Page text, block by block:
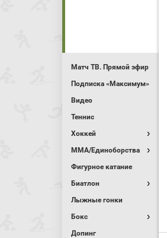
Матч ТВ. Прямой эфир
Подписка «Максимум»
Видео
Теннис
Хоккей
MMA/Единоборства
Фигурное катание
Биатлон
Лыжные гонки
Бокс
Допинг